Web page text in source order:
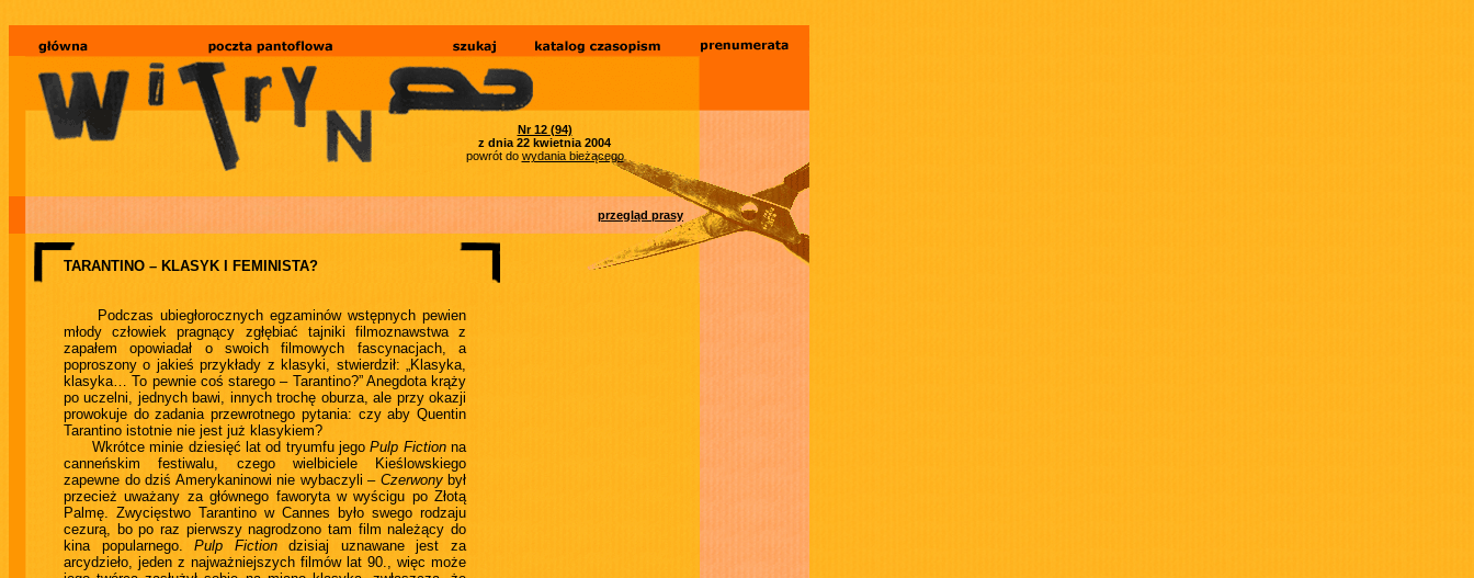
Nr 12 (94)
z dnia 22 kwietnia 2004
powrót do wydania bieżącego
przegląd prasy
TARANTINO – KLASYK I FEMINISTA?
Podczas ubiegłorocznych egzaminów wstępnych pewien
młody człowiek pragnący zgłębiać tajniki filmoznawstwa z
zapałem opowiadał o swoich filmowych fascynacjach, a
poproszony o jakieś przykłady z klasyki, stwierdził: „Klasyka,
klasyka… To pewnie coś starego – Tarantino?” Anegdota krąży
po uczelni, jednych bawi, innych trochę oburza, ale przy okazji
prowokuje do zadania przewrotnego pytania: czy aby Quentin
Tarantino istotnie nie jest już klasykiem?
Wkrótce minie dziesięć lat od tryumfu jegoPulp Fictionna
canneńskim festiwalu, czego wielbiciele Kieślowskiego
zapewne do dziś Amerykaninowi nie wybaczyli – Czerwonybył
przecież uważany za głównego faworyta w wyścigu po Złotą
Palmę. Zwycięstwo Tarantino w Cannes było swego rodzaju
cezurą, bo po raz pierwszy nagrodzono tam film należący do
kina popularnego.Pulp Fictiondzisiaj uznawane jest za
arcydzieło, jeden z najważniejszych filmów lat 90., więc może